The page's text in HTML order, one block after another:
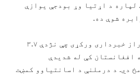
لپاره د اړتیا وړ بودجې یوازې
شوې ده.
ملګرو ملتونو همداراز خبرداری ورکړی چې نژدې ۳.۷
افغانستان کې له شدیدې
دي. د درملنې د اسانتیاوو کمښت